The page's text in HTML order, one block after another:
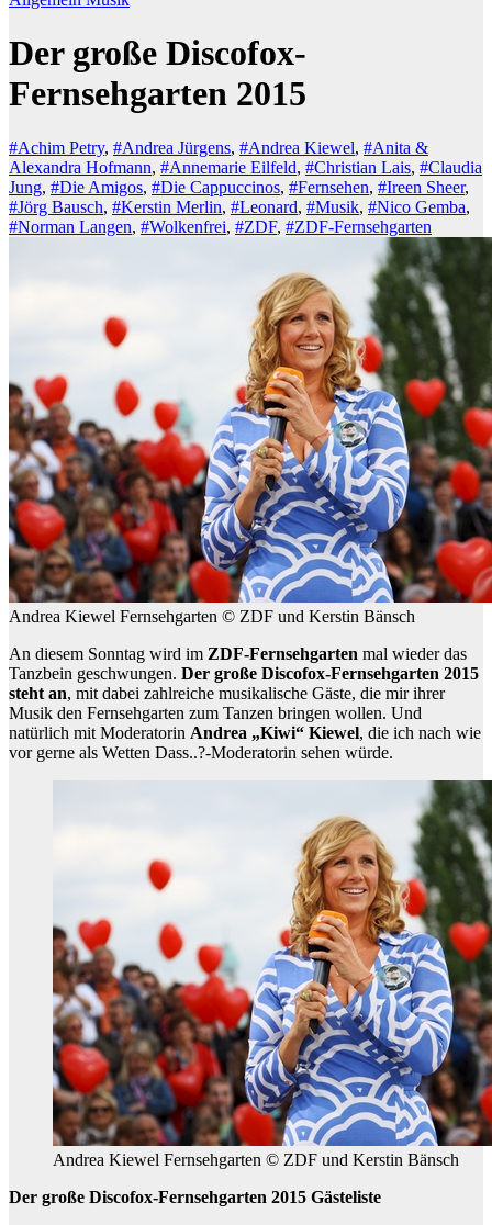
Der große Discofox-
Fernsehgarten 2015
#Achim Petry, #Andrea Jürgens, #Andrea Kiewel, #Anita &
Alexandra Hofmann, #Annemarie Eilfeld, #Christian Lais, #Claudia
Jung, #Die Amigos, #Die Cappuccinos, #Fernsehen, #Ireen Sheer,
#Jörg Bausch, #Kerstin Merlin, #Leonard, #Musik, #Nico Gemba,
#Norman Langen, #Wolkenfrei, #ZDF, #ZDF-Fernsehgarten
Andrea Kiewel Fernsehgarten © ZDF und Kerstin Bänsch
An diesem Sonntag wird im ZDF-Fernsehgarten mal wieder das
Tanzbein geschwungen. Der große Discofox-Fernsehgarten 2015
steht an, mit dabei zahlreiche musikalische Gäste, die mir ihrer
Musik den Fernsehgarten zum Tanzen bringen wollen. Und
natürlich mit Moderatorin Andrea „Kiwi“ Kiewel, die ich nach wie
vor gerne als Wetten Dass..?-Moderatorin sehen würde.
Andrea Kiewel Fernsehgarten © ZDF und Kerstin Bänsch
Der große Discofox-Fernsehgarten 2015 Gästeliste